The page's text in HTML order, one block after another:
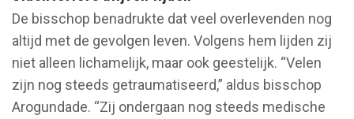
De bisschop benadrukte dat veel overlevenden nog
altijd met de gevolgen leven. Volgens hem lijden zij
niet alleen lichamelijk, maar ook geestelijk. “Velen
zijn nog steeds getraumatiseerd,” aldus bisschop
Arogundade. “Zij ondergaan nog steeds medische